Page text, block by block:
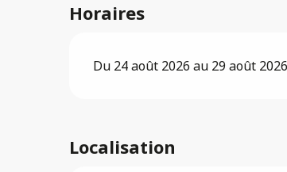
Horaires
Du 24 août 2026 au 29 août
Localisation